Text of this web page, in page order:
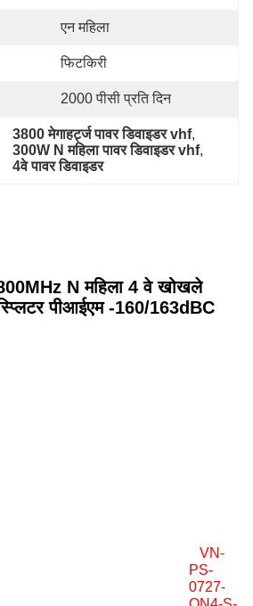
एन महिला
फिटकिरी
2000 पीसी प्रति दिन
3800 मेगाहर्ट्ज पावर डिवाइडर vhf,
300W N महिला पावर डिवाइडर vhf,
4वे पावर डिवाइडर
N महिला 4 वे खोखले
पीआईएम -160/163dBC
VN-
PS-
0727-